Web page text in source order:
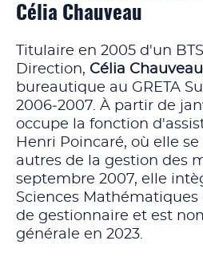
Célia Chauveau
Titulaire en 2005 d'un
Direction, Célia Chauveau
bureautique au GRETA
2006‑2007. À partir de
occupe la fonction
Henri Poincaré, où elle
autres de la gestion des
septembre 2007, elle
Sciences
de gestionnaire et est
générale en 2023.